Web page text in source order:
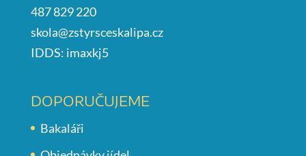
487 829 220
skola@zstyrsceskalipa.cz
IDDS: imaxkj5
DOPORUČUJEME
Bakaláři